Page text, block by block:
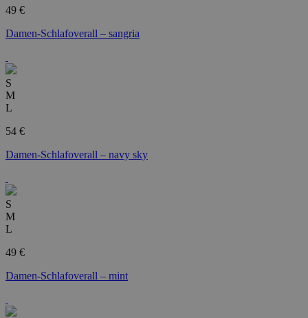
49 €
Damen-Schlafoverall – sangria
S
M
L
54 €
Damen-Schlafoverall – navy sky
S
M
L
49 €
Damen-Schlafoverall – mint